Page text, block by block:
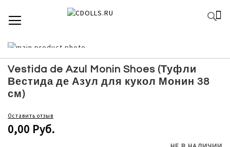
TO
CONTENT
Vestida de Azul Monin Shoes (Туфли
Вестида де Азул для кукол Монин 38
см)
Оставить отзыв
0,00 Руб.
Skip
to
the
end
of
the
gallery
Skip
to
the
beginning
of
images
gallery